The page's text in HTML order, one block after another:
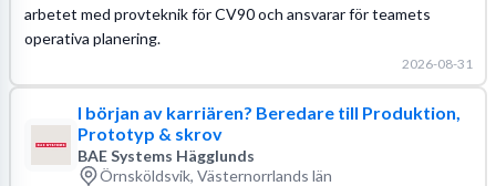
arbetet med provteknik för CV90 och ansvarar för teamets
operativa planering.
2026-08-31
I början av karriären? Beredare till Produktion,
Prototyp & skrov
BAE Systems Hägglunds
Örnsköldsvik, Västernorrlands län